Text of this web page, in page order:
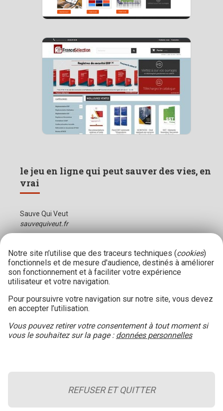
le jeu en ligne qui peut sauver des vies, en
vrai
Sauve Qui Veut
sauvequiveut.fr
Le blog de la sécurité incendie
Notre site n’utilise que des traceurs techniques (cookies)
fonctionnels et de mesure d'audience, destinés à améliorer
son fonctionnement et à faciliter votre expérience
utilisateur et votre navigation.
Pour poursuivre votre navigation sur notre site, vous devez
en accepter l’utilisation.
Vous pouvez retirer votre consentement à tout moment si
vous le souhaitez sur la page : données personnelles
REFUSER ET QUITTER